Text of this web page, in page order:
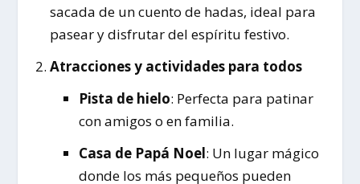
sacada de un cuento de hadas, ideal para
pasear y disfrutar del espíritu festivo.
Atracciones y actividades para todos
Pista de hielo: Perfecta para patinar
con amigos o en familia.
Casa de Papá Noel: Un lugar mágico
donde los más pequeños pueden